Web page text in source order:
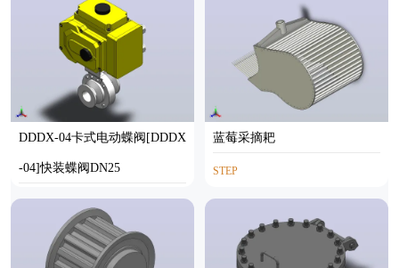
DDDX-04卡式电动蝶阀[DDDX
-04]快装蝶阀DN25
SOLIDWORKS
蓝莓采摘耙
STEP